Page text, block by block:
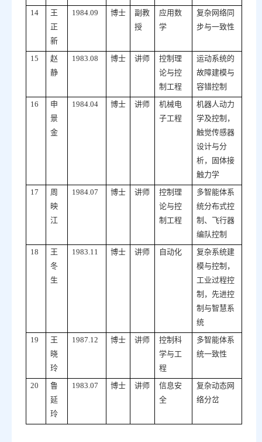
14
王
正
新
1984.09 博士
副教
授
应用数
学
复杂网络同
步与一致性
15
赵
静
1983.08 博士 讲师
控制理
论与控
制工程
运动系统的
故障建模与
容错控制
16
申
景
金
1984.04 博士 讲师
机械电
子工程
机器人动力
学及控制，
触觉传感器
设计与分
析，固体接
触力学
17
周
映
江
1984.07 博士 讲师
控制理
论与控
制工程
多智能体系
统分布式控
制、飞行器
编队控制
18
王
冬
生
1983.11 博士 讲师 自动化
复杂系统建
模与控制，
工业过程控
制，先进控
制与智慧系
统
19
王
晓
玲
1987.12 博士 讲师
控制科
学与工
程
多智能体系
统一致性
20
鲁
延
玲
1983.07 博士 讲师
信息安
全
复杂动态网
络分岔